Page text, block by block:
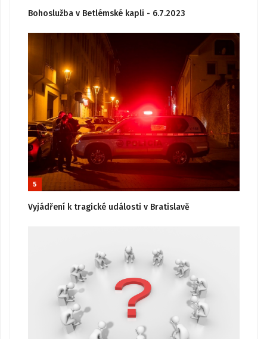
Bohoslužba v Betlémské kapli - 6.7.2023
5
Vyjádření k tragické události v Bratislavě